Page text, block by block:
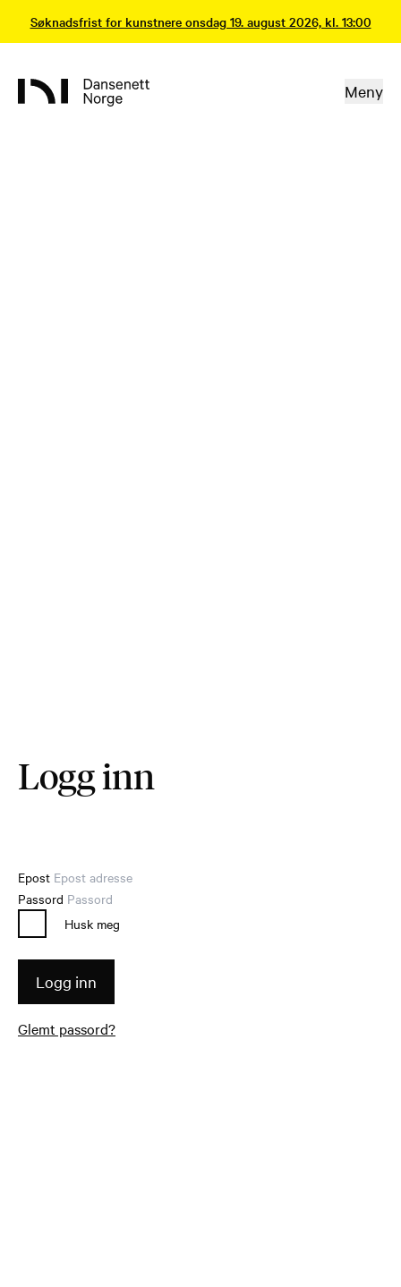
Søknadsfrist for kunstnere onsdag 19. august 2026, kl. 13:00
Meny
Logg inn
Epost
Passord
Husk meg
Logg inn
Glemt passord?